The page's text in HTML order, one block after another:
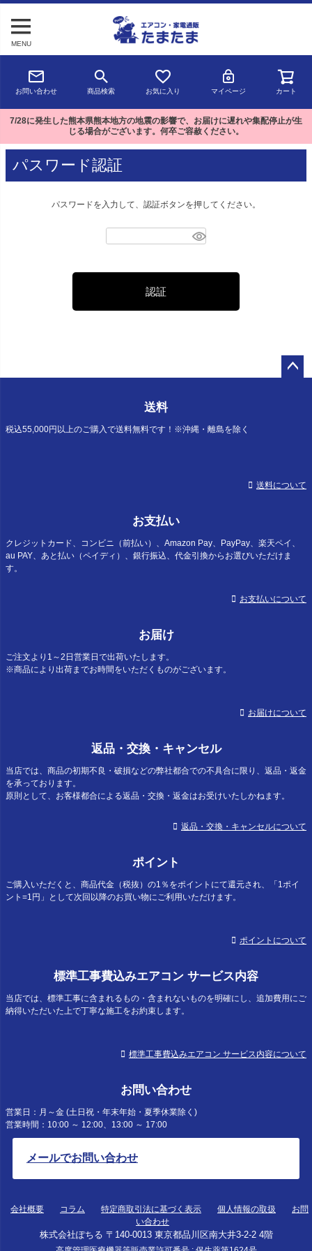
MENU
お問い合わせ 商品検索 お気に入り マイページ カート
7/28に発生した熊本県熊本地方の地震の影響で、お届けに遅れや集配停止が生
じる場合がございます。何卒ご容赦ください。
パスワード認証
パスワードを入力して、認証ボタンを押してください。
認証
送料
税込55,000円以上のご購入で送料無料です！※沖縄・離島を除く
送料について
お支払い
クレジットカード、コンビニ（前払い）、Amazon Pay、PayPay、楽天ペイ、
au PAY、あと払い（ペイディ）、銀行振込、代金引換からお選びいただけま
す。
お支払いについて
お届け
ご注文より1～2日営業日で出荷いたします。
※商品により出荷までお時間をいただくものがございます。
お届けについて
返品・交換・キャンセル
当店では、商品の初期不良・破損などの弊社都合での不具合に限り、返品・返金
を承っております。
原則として、お客様都合による返品・交換・返金はお受けいたしかねます。
返品・交換・キャンセルについて
ポイント
ご購入いただくと、商品代金（税抜）の1％をポイントにて還元され、「1ポイ
ント=1円」として次回以降のお買い物にご利用いただけます。
ポイントについて
標準工事費込みエアコン サービス内容
当店では、標準工事に含まれるもの・含まれないものを明確にし、追加費用にご
納得いただいた上で丁寧な施工をお約束します。
標準工事費込みエアコン サービス内容について
お問い合わせ
営業日：月～金 (土日祝・年末年始・夏季休業除く)
営業時間：10:00 ～ 12:00、13:00 ～ 17:00
メールでお問い合わせ
会社概要 コラム 特定商取引法に基づく表示 個人情報の取扱
お問
い合わせ
株式会社ぽちる 〒140-0013 東京都品川区南大井3-2-2 4階